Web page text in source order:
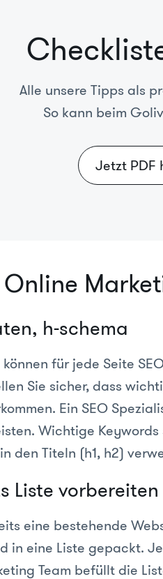
Alle unsere Tipps als
So kann beim
Jetzt PDF
Online
h-schema
können für jede Seite
Sie sicher, dass
Ein SEO
Wichtige
den Titeln (h1, h2)
Liste vorbereiten
eine bestehende
in eine Liste gepackt.
Team befüllt die